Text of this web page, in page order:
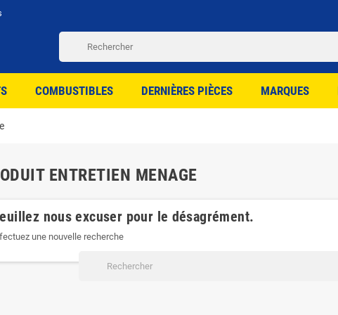
COMBUSTIBLES DERNIÈRES PIÈCES MARQUES
ENTRETIEN MENAGE
nous excuser pour le désagrément.
une nouvelle recherche